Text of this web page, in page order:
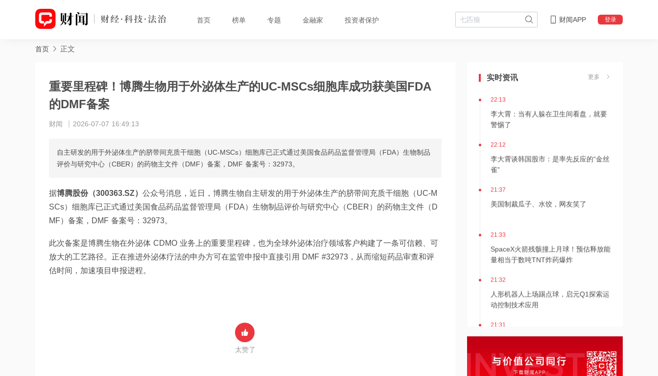
首页 榜单 专题 金融家 投资者保护 财闻APP 登录
首页 正文
重要里程碑！博腾生物用于外泌体生产的UC-MSCs细胞库成功获美国FDA
的DMF备案
财闻 2026-07-07 16:49:13
自主研发的用于外泌体生产的脐带间充质干细胞（UC-MSCs）细胞库已正式通过美国食品药品监督管理局（FDA）生物制品
评价与研究中心（CBER）的药物主文件（DMF）备案，DMF 备案号：32973。
据博腾股份（300363.SZ） 公众号消息，近日，博腾生物自主研发的用于外泌体生产的脐带间充质干细胞（UC-M
SCs）细胞库已正式通过美国食品药品监督管理局（FDA）生物制品评价与研究中心（CBER）的药物主文件（D
MF）备案，DMF 备案号：32973。
此次备案是博腾生物在外泌体 CDMO 业务上的重要里程碑，也为全球外泌体治疗领域客户构建了一条可信赖、可
放大的工艺路径。正在推进外泌体疗法的申办方可在监管申报中直接引用 DMF #32973，从而缩短药品审查和评
估时间，加速项目申报进程。
太赞了
实时资讯 更多
22:13
李大霄：当有人躲在卫生间看盘，就要
警惕了
22:12
李大霄谈韩国股市：是率先反应的“金丝
雀”
21:37
美国制裁瓜子、水饺，网友笑了
21:33
SpaceX火箭残骸撞上月球！预估释放能
量相当于数吨TNT炸药爆炸
21:32
人形机器人上场踢点球，启元Q1探索运
动控制技术应用
21:31
Mirendil与谷歌云签订超1亿美元合同，
21:30